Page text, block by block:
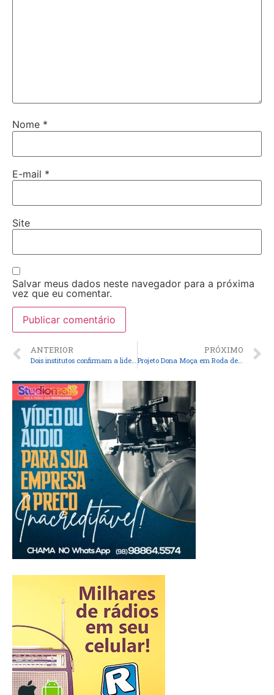
Nome *
E-mail *
Site
Salvar meus dados neste navegador para a próxima
vez que eu comentar.
ANTERIOR
Dois institutos confirmam a liderança de André da RalpNet como pré-candidato à prefeito de Pinheiro nas pesquisas de opinião.
PRÓXIMO
Projeto Dona Moça em Roda de Arte 2023, movimentou jovens e a terceira idade com oficinas culturais em mais uma edição do projeto.